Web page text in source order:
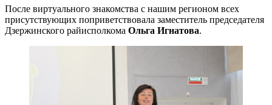
После виртуального знакомства с нашим регионом всех
присутствующих поприветствовала заместитель председателя
Дзержинского райисполкома Ольга Игнатова.